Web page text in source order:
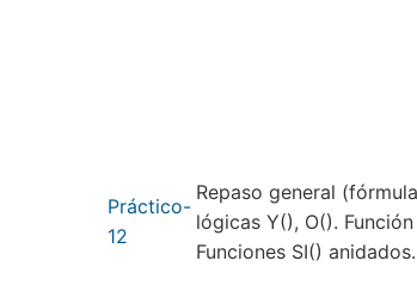
Práctico-
12
Repaso general
lógicas Y(), O().
Funciones SI()